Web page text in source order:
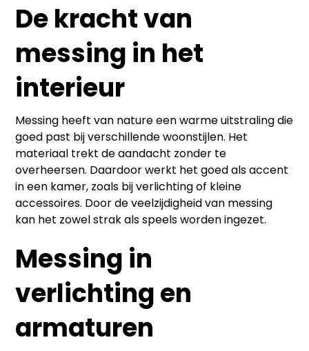
De kracht van
messing in het
interieur
Messing heeft van nature een warme uitstraling die
goed past bij verschillende woonstijlen. Het
materiaal trekt de aandacht zonder te
overheersen. Daardoor werkt het goed als accent
in een kamer, zoals bij verlichting of kleine
accessoires. Door de veelzijdigheid van messing
kan het zowel strak als speels worden ingezet.
Messing in
verlichting en
armaturen